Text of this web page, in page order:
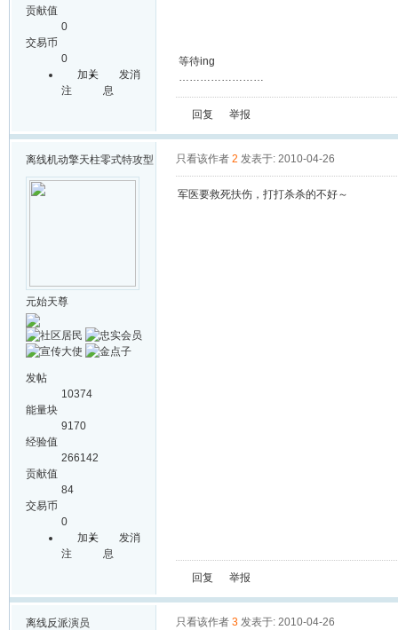
贡献值
0
交易币
0
加关
注
发消
息
等待ing
……………………
回复 举报
离线机动擎天柱零式特攻型
元始天尊
发帖
10374
能量块
9170
经验值
266142
贡献值
84
交易币
0
加关
注
发消
息
只看该作者 2 发表于: 2010-04-26
军医要救死扶伤，打打杀杀的不好～
回复 举报
离线反派演员 只看该作者 3 发表于: 2010-04-26